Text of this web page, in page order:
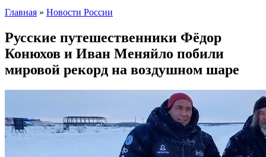
Главная » Новости России
Русские путешественники Фёдор
Конюхов и Иван Меняйло побили
мировой рекорд на воздушном шаре